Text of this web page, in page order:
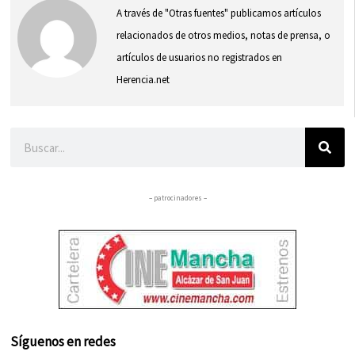
A través de "Otras fuentes" publicamos artículos
relacionados de otros medios, notas de prensa, o
artículos de usuarios no registrados en
Herencia.net
– patrocinadores –
Síguenos en redes